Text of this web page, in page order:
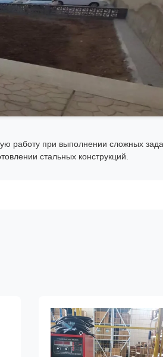
работу при выполнении сложных
стальных конструкций.